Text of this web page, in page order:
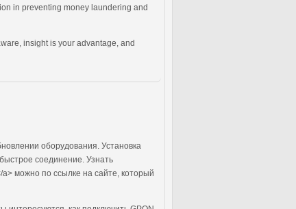
in preventing money laundering and
insight is your advantage, and
оборудования. Установка
соединение. Узнать
можно по ссылке на сайте, который